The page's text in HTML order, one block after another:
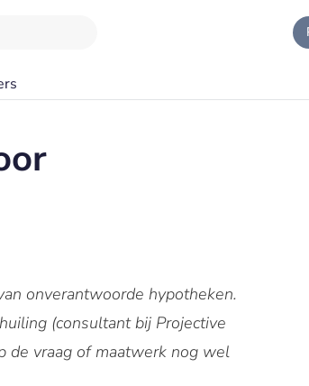
onverantwoorde hypotheken.
(consultant bij Projective
de vraag of maatwerk nog wel